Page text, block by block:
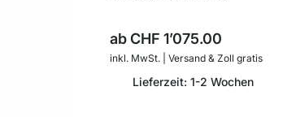
abCHF 1’075.00
inkl. MwSt. | Versand & Zoll gratis
Lieferzeit: 1-2 Wochen